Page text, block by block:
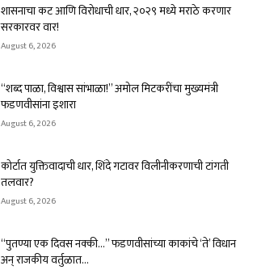
शासनाचा कट आणि विरोधाची धार, २०२९ मध्ये मराठे करणार
सरकारवर वार!
August 6, 2026
“शब्द पाळा, विश्वास सांभाळा!” अमोल मिटकरींचा मुख्यमंत्री
फडणवीसांना इशारा
August 6, 2026
कोर्टात युक्तिवादाची धार, शिंदे गटावर विलीनीकरणाची टांगती
तलवार?
August 6, 2026
“पुतण्या एक दिवस नक्की…” फडणवीसांच्या काकांचे ‘ते’ विधान
अन् राजकीय वर्तुळात...